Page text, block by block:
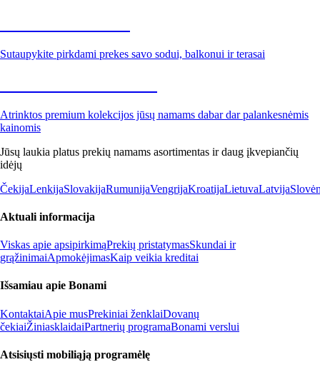
Sutaupykite pirkdami prekes savo sodui, balkonui ir terasai
Atrinktos premium kolekcijos jūsų namams dabar dar palankesnėmis
kainomis
Jūsų laukia platus prekių namams asortimentas ir daug įkvepiančių
idėjų
ČekijaLenkijaSlovakijaRumunijaVengrijaKroatijaLietuvaLatvija
Aktuali informacija
Viskas apie apsipirkimąPrekių pristatymasSkundai ir
grąžinimaiApmokėjimasKaip veikia kreditai
Išsamiau apie Bonami
KontaktaiApie musPrekiniai ženklaiDovanų
čekiaiŽiniasklaidaiPartnerių programaBonami verslui
Atsisiųsti mobiliąją programėlę